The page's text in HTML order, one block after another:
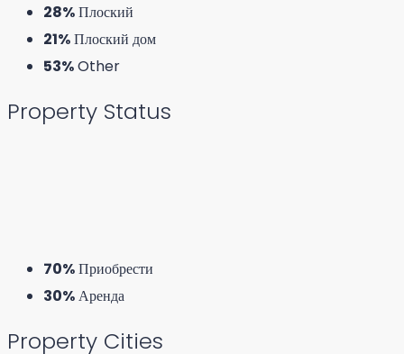
28%Плоский
21%Плоский дом
53%Other
Property Status
70%Приобрести
30%Аренда
Property Cities